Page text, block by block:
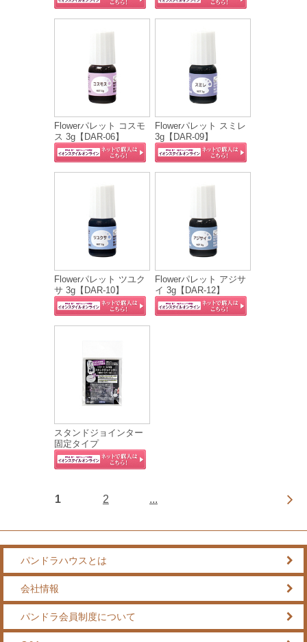
Flowerパレット コスモ
ス 3g【DAR-06】
Flowerパレット スミレ
3g【DAR-09】
Flowerパレット ツユク
サ 3g【DAR-10】
Flowerパレット アジサ
イ 3g【DAR-12】
スタンドジョインター
固定タイプ
1 2 ...
パンドラハウスとは
会社情報
パンドラ会員制度について